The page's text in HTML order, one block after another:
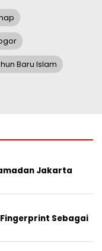
Baru Islam
Jakarta
Sebagai